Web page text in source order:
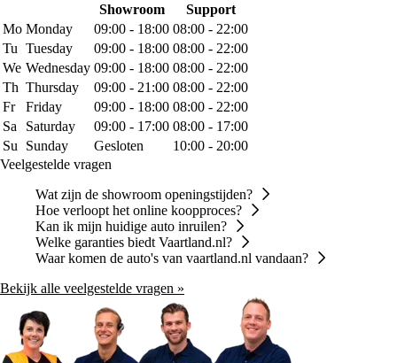
Showroom
Support
Mo Monday 09:00 - 18:00 08:00 - 22:00
Tu Tuesday 09:00 - 18:00 08:00 - 22:00
We Wednesday 09:00 - 18:00 08:00 - 22:00
Th Thursday 09:00 - 21:00 08:00 - 22:00
Fr
Friday 09:00 - 18:00 08:00 - 22:00
Sa
Saturday 09:00 - 17:00 08:00 - 17:00
Su
Sunday Gesloten
10:00 - 20:00
Veelgestelde vragen
Wat zijn de showroom openingstijden?
Hoe verloopt het online koopproces?
Kan ik mijn huidige auto inruilen?
Welke garanties biedt Vaartland.nl?
Waar komen de auto's van vaartland.nl vandaan?
Bekijk alle veelgestelde vragen »